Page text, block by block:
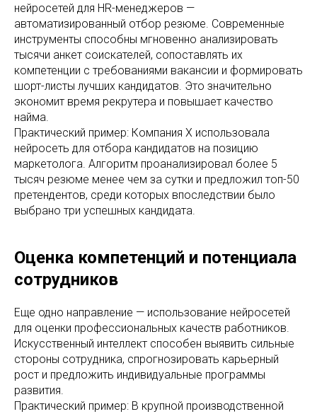
нейросетей для HR-менеджеров —
автоматизированный отбор резюме. Современные
инструменты способны мгновенно анализировать
тысячи анкет соискателей, сопоставлять их
компетенции с требованиями вакансии и формировать
шорт-листы лучших кандидатов. Это значительно
экономит время рекрутера и повышает качество
найма.
Практический пример: Компания X использовала
нейросеть для отбора кандидатов на позицию
маркетолога. Алгоритм проанализировал более 5
тысяч резюме менее чем за сутки и предложил топ-50
претендентов, среди которых впоследствии было
выбрано три успешных кандидата.
Оценка компетенций и потенциала
сотрудников
Еще одно направление — использование нейросетей
для оценки профессиональных качеств работников.
Искусственный интеллект способен выявить сильные
стороны сотрудника, спрогнозировать карьерный
рост и предложить индивидуальные программы
развития.
Практический пример: В крупной производственной